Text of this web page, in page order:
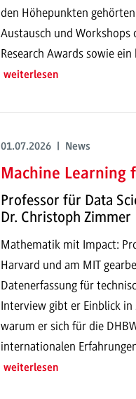
den Höhepunkten
Austausch und Workshops
Research Awards sowie
weiterlesen
01.07.2026 | News
Machine Learning
Professor für Data
Dr. Christoph Zimmer
Mathematik mit Impact:
Harvard und am MIT
Datenerfassung für
Interview gibt er Einblick in
warum er sich für die
internationalen
weiterlesen